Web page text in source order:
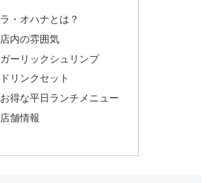
ラ・オハナとは？
店内の雰囲気
ガーリックシュリンプ
ドリンクセット
お得な平日ランチメニュー
店舗情報